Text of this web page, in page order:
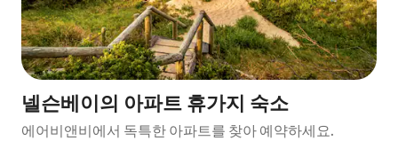
넬슨베이의 아파트 휴가지 숙소
에어비앤비에서 독특한 아파트를 찾아 예약하세요.